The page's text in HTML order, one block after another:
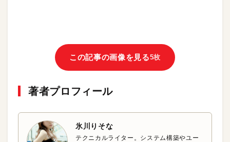
この記事の画像を見る5枚
著者プロフィール
氷川りそな
テクニカルライター。システム構築やユー